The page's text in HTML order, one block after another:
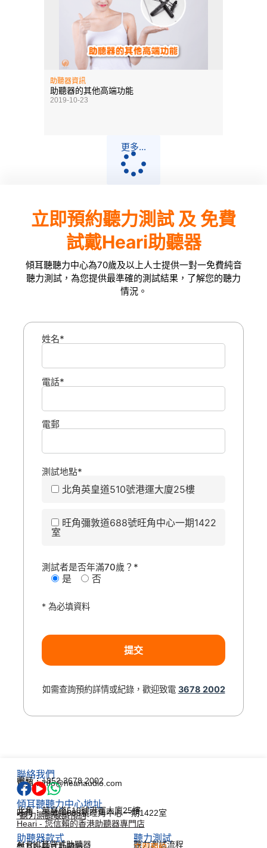
助聽器資訊
助聽器的其他高端功能
2019-10-23
更多...
立即預約聽力測試 及 免費
試戴Heari助聽器
傾耳聽聽力中心為70歲及以上人士提供一對一免費純音
聽力測試，為您提供最準確的測試結果，了解您的聽力
情況。
姓名*
電話*
電郵
測試地點*
北角英皇道510號港運大廈25樓
旺角彌敦道688號旺角中心一期1422
室
測試者是否年滿70歲？*
是 否
* 為必填資料
如需查詢預約詳情或紀錄，歡迎致電 3678 2002
聯絡我們
電話：+852 3678 2002
電郵：info@heariaudio.com
傾耳聽聽力中心地址
北角：英皇道510號港運大廈25樓
旺角：彌敦道688號旺角中心一期1422室
*聽力測試敬請預約
Heari - 您信賴的香港助聽器專門店
助聽器款式
AI RIC耳背式助聽器
聽力測試​
聽力測試流程